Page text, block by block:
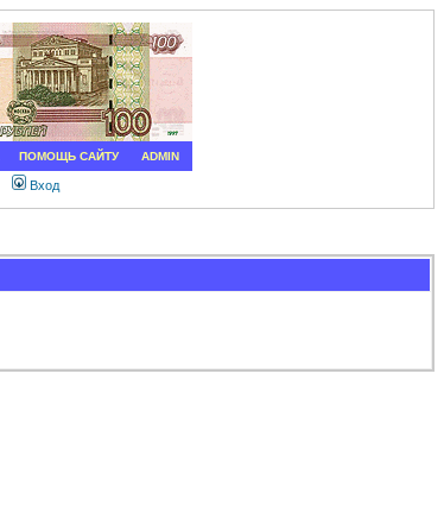
ПОМОЩЬ САЙТУ ADMIN
Вход